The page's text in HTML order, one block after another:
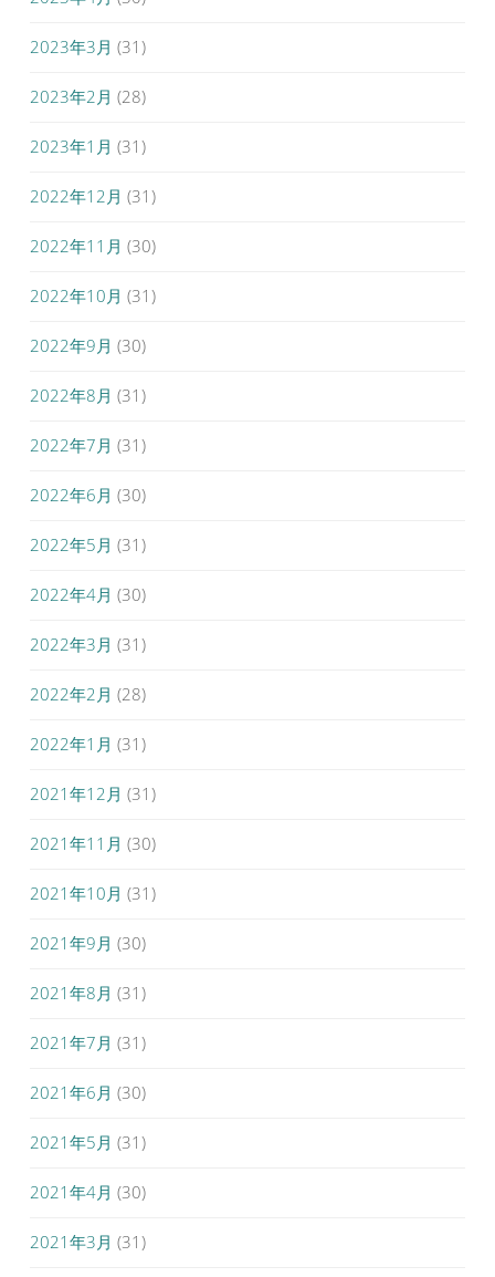
2023年3月 (31)
2023年2月 (28)
2023年1月 (31)
2022年12月 (31)
2022年11月 (30)
2022年10月 (31)
2022年9月 (30)
2022年8月 (31)
2022年7月 (31)
2022年6月 (30)
2022年5月 (31)
2022年4月 (30)
2022年3月 (31)
2022年2月 (28)
2022年1月 (31)
2021年12月 (31)
2021年11月 (30)
2021年10月 (31)
2021年9月 (30)
2021年8月 (31)
2021年7月 (31)
2021年6月 (30)
2021年5月 (31)
2021年4月 (30)
2021年3月 (31)